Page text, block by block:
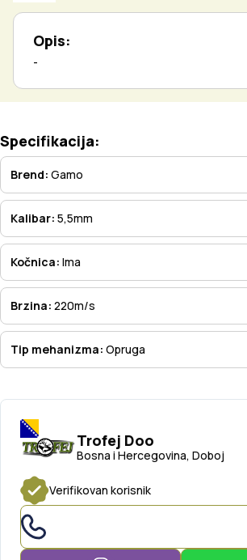
Opis:
-
Trofej Doo
Bosna i Hercegovina, Doboj
Verifikovan korisnik
Specifikacija:
Brend: Gamo
Kalibar: 5,5mm
Kočnica: Ima
Brzina: 220m/s
Tip mehanizma: Opruga